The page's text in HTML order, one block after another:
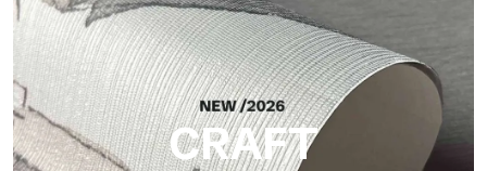
Silk
Helle und elegante Oberfläche mit feiner vertikaler Struktur,
die das Licht reflektiert und der Fläche Tiefe verleiht.
CRAFT